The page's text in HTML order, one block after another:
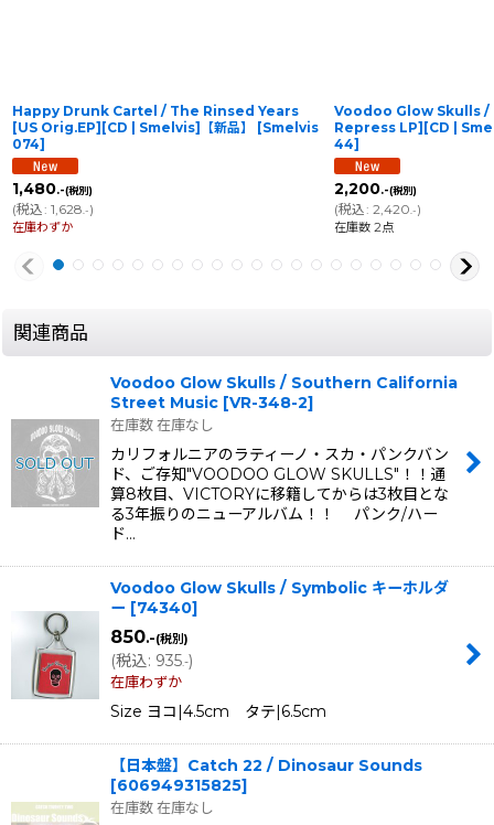
Happy Drunk Cartel / The Rinsed Years
[US Orig.EP][CD | Smelvis]【新品】
[Smelvis
074]
1,480.-(税別)
(税込: 1,628 .-)
在庫わずか
Voodoo Glow Skulls
Repress LP][CD |
44]
2,200.-(税別)
(税込: 2,420 .-)
在庫数 2点
関連商品
Voodoo Glow Skulls / Southern California
Street Music [VR-348-2]
在庫数 在庫なし
カリフォルニアのラティーノ・スカ・パンクバン
ド、ご存知"VOODOO GLOW SKULLS"！！通
算8枚目、VICTORYに移籍してからは3枚目とな
る3年振りのニューアルバム！！ パンク/ハー
ド…
Voodoo Glow Skulls / Symbolic キーホルダ
ー [74340]
850.-(税別)
(税込: 935.-)
在庫わずか
Size ヨコ|4.5cm タテ|6.5cm
【日本盤】Catch 22 / Dinosaur Sounds
[606949315825]
在庫数 在庫なし